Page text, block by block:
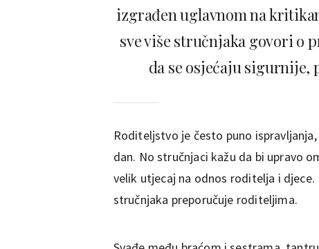
izgrađen uglavnom na
sve više stručnjaka govori o
da se osjećaju sigurnije,
Roditeljstvo je često puno
dan. No stručnjaci kažu da bi upravo
velik utjecaj na odnos roditelja i
stručnjaka preporučuje roditeljima.